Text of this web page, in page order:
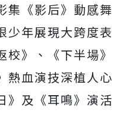
集《影后》動感舞
少年展現大跨度表
》、《下半場》
熱血演技深植人心
》及《耳鳴》演活